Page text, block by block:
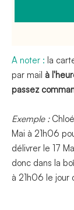
A noter : la
par mail à l'
passez
Exemple :
Mai à 21h06
délivrer le 17
donc dans la
à 21h06 le jour